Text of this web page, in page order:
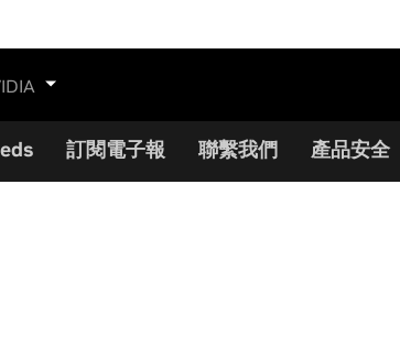
訂閱電子報 聯繫我們 產品安全